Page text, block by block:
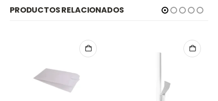
PRODUCTOS RELACIONADOS